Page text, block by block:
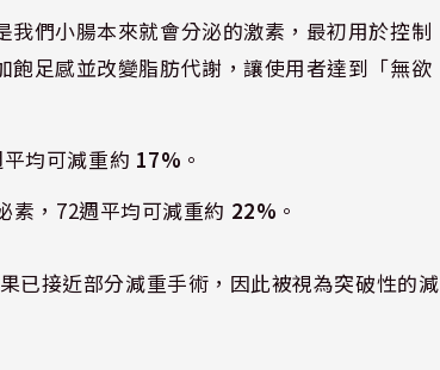
們小腸本來就會分泌的激素，最初用於控制
足感並改變脂肪代謝，讓使用者達到「無欲
均可減重約 17% 。
素，72週平均可減重約 22% 。
已接近部分減重手術，因此被視為突破性的減